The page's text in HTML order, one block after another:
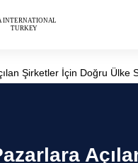
Şirketler İçin Doğru Ülke